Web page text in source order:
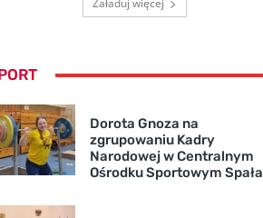
Załaduj więcej
Dorota Gnoza na
zgrupowaniu Kadry
Narodowej w Centralnym
Ośrodku Sportowym Spała